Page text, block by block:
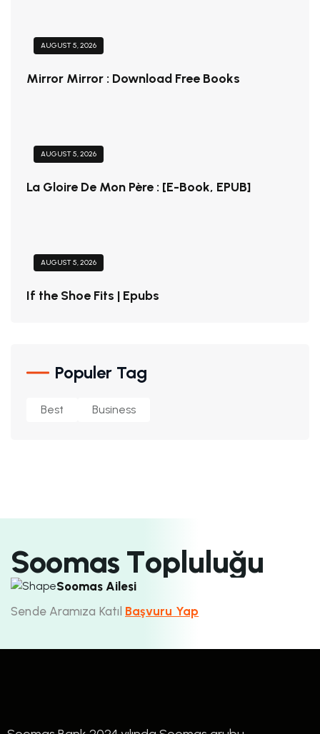
AUGUST 5, 2026
Mirror Mirror : Download Free Books
AUGUST 5, 2026
La Gloire De Mon Père : [E-Book, EPUB]
AUGUST 5, 2026
If the Shoe Fits | Epubs
Populer Tag
Best Business
Soomas Topluluğu
Soomas Ailesi
Sende Aramıza Katıl Başvuru Yap